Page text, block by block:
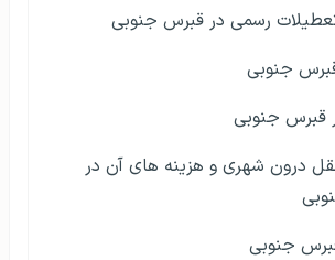
رسمی در قبرس جنوبی
جنوبی
قبرس جنوبی
درون شهری و هزینه های آن در
جنوبی